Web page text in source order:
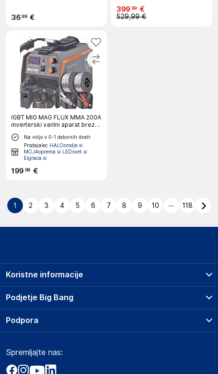
3699 €
399 99 €
529,99 €
IGBT MIG MAG FLUX MMA 200A
inverterski varilni aparat brez
plina + žica
Na voljo v 0-1 delovnih dneh
Prodajalec HALOorodje.si
MOJAoprema.si LEDsvet.si
Eigraca.si
199 99 €
1 2 3 4 5 6 7 8 9 10 ... 118
Podjetje Big Bang
O podjetju
Obvestila za javnost
Akt o digitalnih storitvah
Koristne informacije
Prodajna mesta
Storitve
Dostava, vnos in odvoz
Načini plačila
Podpora
Marketplace
Kako oddati naročilo?
Spremljajte nas: